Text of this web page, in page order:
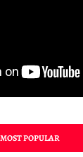
MOST POPULAR